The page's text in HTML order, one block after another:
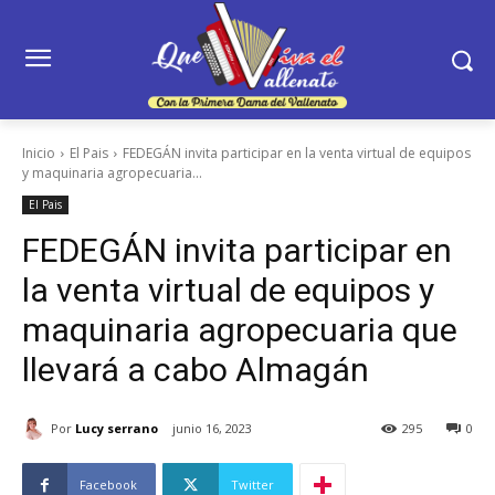
Inicio El Pais
FEDEGÁN invita participar en la venta virtual de equipos
y maquinaria agropecuaria...
El Pais
FEDEGÁN invita participar en
la venta virtual de equipos y
maquinaria agropecuaria que
llevará a cabo Almagán
Por Lucy serrano junio 16, 2023 0
295
Facebook Twitter